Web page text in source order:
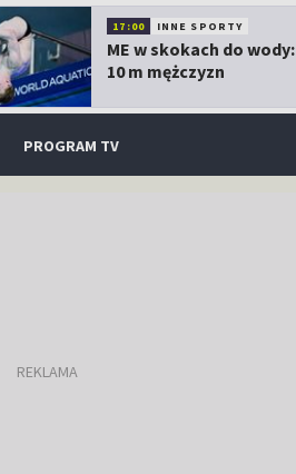
17:00 INNE SPORTY
ME w skokach do wody:
10 m mężczyzn
PROGRAM TV